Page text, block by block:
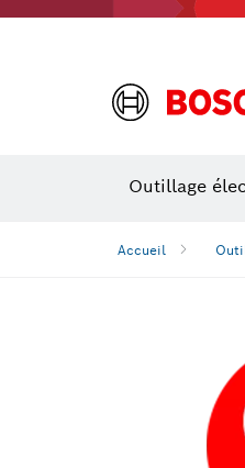
Outillage
Accueil